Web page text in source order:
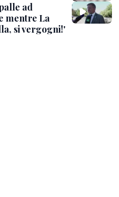
ad
mentre La
si vergogni!'